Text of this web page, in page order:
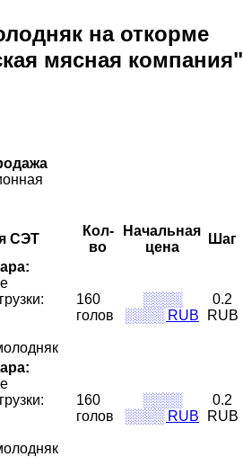
на откорме
мясная компания"
СЭТ
Кол-
во
Начальная
цена
Шаг
160
голов
░░░░
░░░░ RUB
0.2
RUB
160
голов
░░░░
░░░░ RUB
0.2
RUB